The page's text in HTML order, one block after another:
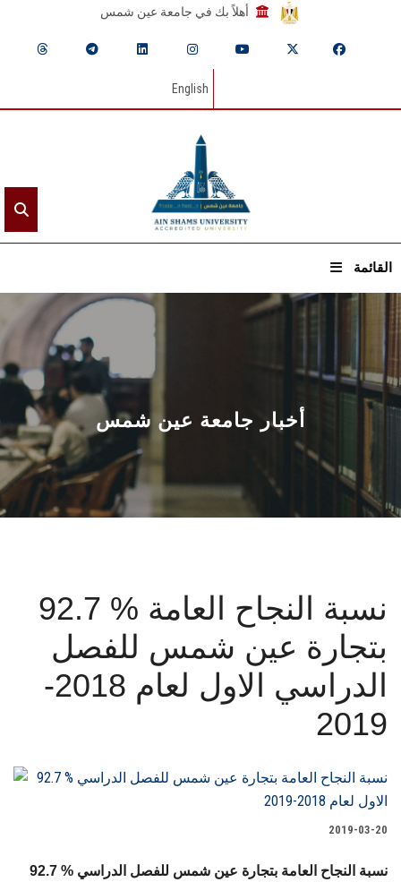
أهلاً بك في جامعة عين شمس
English
القائمة
الرئيسيـة
عن الجامعة
القطاعـات
الشئون الأكاديمية
البحث العلمي
المراكز والوحدات
الأنظمة الذكية
أخبار جامعة عين شمس
92.7 % نسبة النجاح العامة
بتجارة عين شمس للفصل
الدراسي الاول لعام 2018-
2019
2019-03-20
92.7 % نسبة النجاح العامة بتجارة عين شمس للفصل الدراسي